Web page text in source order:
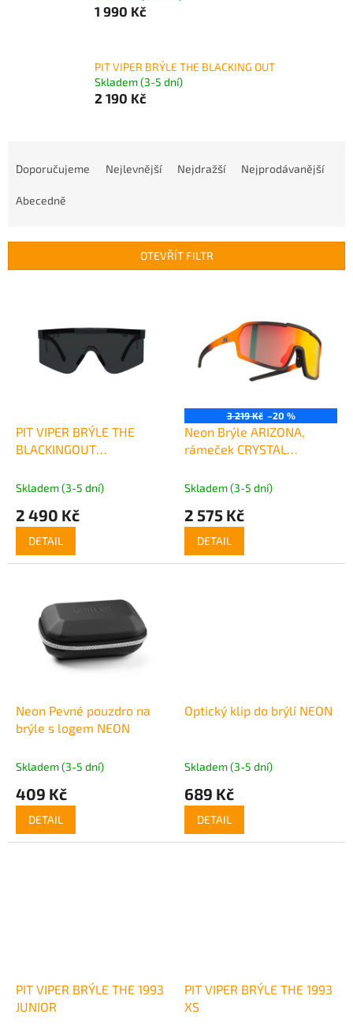
1 990 Kč
PIT VIPER BRÝLE THE BLACKING OUT
Skladem (3-5 dní)
2 190 Kč
r
Doporučujeme Nejlevnější Nejdražší Nejprodávanější
Abecedně
OTEVŘÍT FILTR
PIT VIPER BRÝLE THE
BLACKINGOUT
Skladem (3-5 dní)
2 490 Kč
DETAIL
3 219 Kč –20 %
Neon Brýle ARIZONA,
rámeček CRYSTAL
MIRROR RED CAT 3
Skladem (3-5 dní)
2 575 Kč
DETAIL
Neon Pevné pouzdro na
brýle s logem NEON
Skladem (3-5 dní)
409 Kč
DETAIL
Optický klip do brýlí NEON
Skladem (3-5 dní)
689 Kč
DETAIL
PIT VIPER BRÝLE THE 1993
JUNIOR
PIT VIPER BRÝLE THE 1993
XS